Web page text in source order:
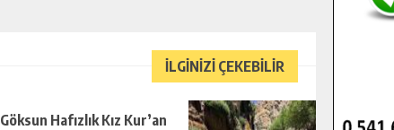
İLGİNİZİ ÇEKEBİLİR
Göksun Hafızlık Kız Kur’an